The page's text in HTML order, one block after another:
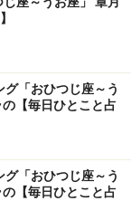
「おひつじ座～う
【毎日ひとこと占
「おひつじ座～う
【毎日ひとこと占